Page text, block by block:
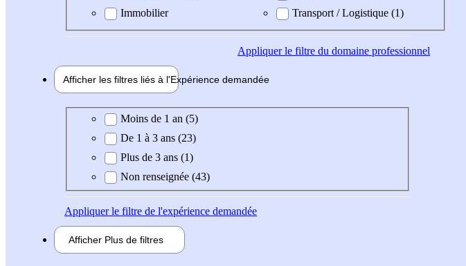
Immobilier
Transport / Logistique (1)
Appliquerle filtre du domaine professionnel
Afficher les filtres liés à l'Expérience demandée
Expérience demandée
Moins de 1 an (5)
De 1 à 3 ans (23)
Plus de 3 ans (1)
Non renseignée (43)
Appliquerle filtre de l'expérience demandée
Afficher Plus de filtres